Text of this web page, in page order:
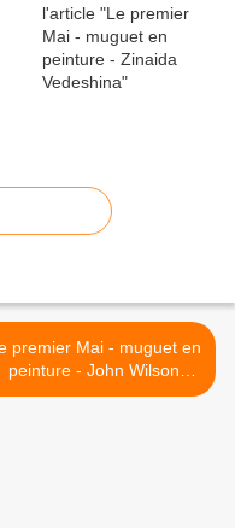
premier Mai - muguet en
peinture - John Wilson
Hepple (1853 - 1937) >